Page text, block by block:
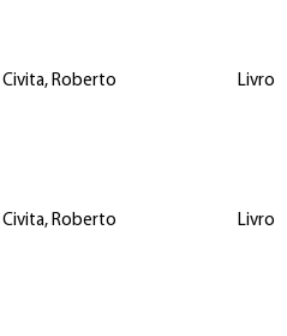
Civita, Roberto Livro
Civita, Roberto Livro